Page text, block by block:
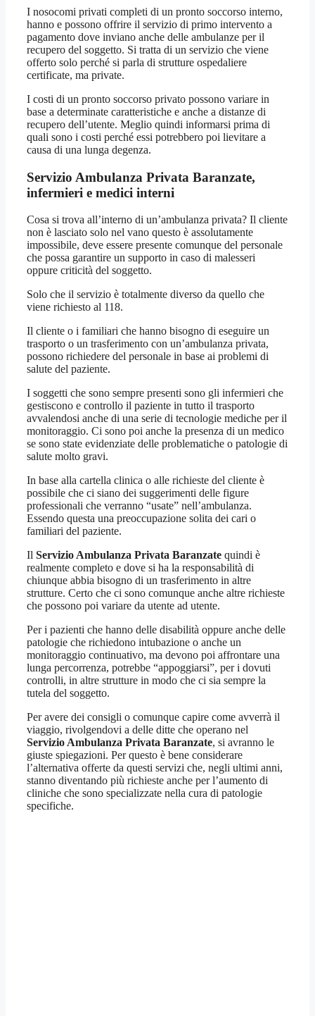
I nosocomi privati completi di un pronto soccorso interno,
hanno e possono offrire il servizio di primo intervento a
pagamento dove inviano anche delle ambulanze per il
recupero del soggetto. Si tratta di un servizio che viene
offerto solo perché si parla di strutture ospedaliere
certificate, ma private.
I costi di un pronto soccorso privato possono variare in
base a determinate caratteristiche e anche a distanze di
recupero dell’utente. Meglio quindi informarsi prima di
quali sono i costi perché essi potrebbero poi lievitare a
causa di una lunga degenza.
Servizio Ambulanza Privata Baranzate,
infermieri e medici interni
Cosa si trova all’interno di un’ambulanza privata? Il cliente
non è lasciato solo nel vano questo è assolutamente
impossibile, deve essere presente comunque del personale
che possa garantire un supporto in caso di malesseri
oppure criticità del soggetto.
Solo che il servizio è totalmente diverso da quello che
viene richiesto al 118.
Il cliente o i familiari che hanno bisogno di eseguire un
trasporto o un trasferimento con un’ambulanza privata,
possono richiedere del personale in base ai problemi di
salute del paziente.
I soggetti che sono sempre presenti sono gli infermieri che
gestiscono e controllo il paziente in tutto il trasporto
avvalendosi anche di una serie di tecnologie mediche per il
monitoraggio. Ci sono poi anche la presenza di un medico
se sono state evidenziate delle problematiche o patologie di
salute molto gravi.
In base alla cartella clinica o alle richieste del cliente è
possibile che ci siano dei suggerimenti delle figure
professionali che verranno “usate” nell’ambulanza.
Essendo questa una preoccupazione solita dei cari o
familiari del paziente.
Il Servizio Ambulanza Privata Baranzate quindi è
realmente completo e dove si ha la responsabilità di
chiunque abbia bisogno di un trasferimento in altre
strutture. Certo che ci sono comunque anche altre richieste
che possono poi variare da utente ad utente.
Per i pazienti che hanno delle disabilità oppure anche delle
patologie che richiedono intubazione o anche un
monitoraggio continuativo, ma devono poi affrontare una
lunga percorrenza, potrebbe “appoggiarsi”, per i dovuti
controlli, in altre strutture in modo che ci sia sempre la
tutela del soggetto.
Per avere dei consigli o comunque capire come avverrà il
viaggio, rivolgendovi a delle ditte che operano nel
Servizio Ambulanza Privata Baranzate, si avranno le
giuste spiegazioni. Per questo è bene considerare
l’alternativa offerte da questi servizi che, negli ultimi anni,
stanno diventando più richieste anche per l’aumento di
cliniche che sono specializzate nella cura di patologie
specifiche.